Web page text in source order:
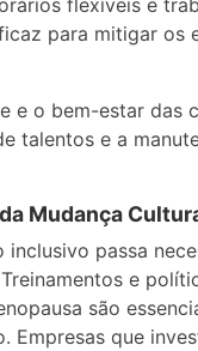
para mitigar os
e o bem-estar das
talentos e a
Mudança
passa
e
são
Empresas que